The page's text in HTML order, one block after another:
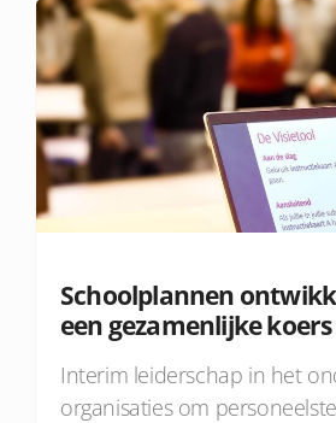
Schoolplannen
een gezamenlijke koers
Interim leiderschap in het
organisaties om